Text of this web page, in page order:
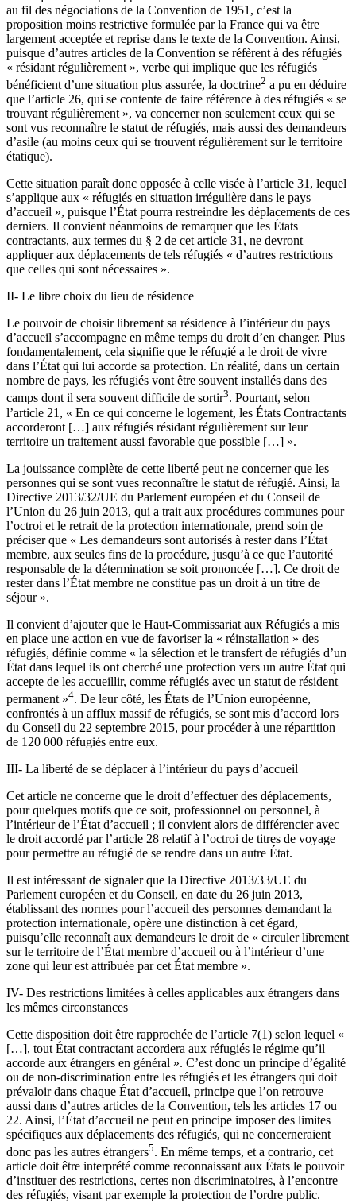
au fil des négociations de la Convention de 1951, c’est la
proposition moins restrictive formulée par la France qui va être
largement acceptée et reprise dans le texte de la Convention. Ainsi,
puisque d’autres articles de la Convention se réfèrent à des réfugiés
« résidant régulièrement », verbe qui implique que les réfugiés
bénéficient d’une situation plus assurée, la doctrine2 a pu en déduire
que l’article 26, qui se contente de faire référence à des réfugiés « se
trouvant régulièrement », va concerner non seulement ceux qui se
sont vus reconnaître le statut de réfugiés, mais aussi des demandeurs
d’asile (au moins ceux qui se trouvent régulièrement sur le territoire
étatique).
Cette situation paraît donc opposée à celle visée à l’article 31, lequel
s’applique aux « réfugiés en situation irrégulière dans le pays
d’accueil », puisque l’État pourra restreindre les déplacements de ces
derniers. Il convient néanmoins de remarquer que les États
contractants, aux termes du § 2 de cet article 31, ne devront
appliquer aux déplacements de tels réfugiés « d’autres restrictions
que celles qui sont nécessaires ».
II- Le libre choix du lieu de résidence
Le pouvoir de choisir librement sa résidence à l’intérieur du pays
d’accueil s’accompagne en même temps du droit d’en changer. Plus
fondamentalement, cela signifie que le réfugié a le droit de vivre
dans l’État qui lui accorde sa protection. En réalité, dans un certain
nombre de pays, les réfugiés vont être souvent installés dans des
camps dont il sera souvent difficile de sortir3. Pourtant, selon
l’article 21, « En ce qui concerne le logement, les États Contractants
accorderont […] aux réfugiés résidant régulièrement sur leur
territoire un traitement aussi favorable que possible […] ».
La jouissance complète de cette liberté peut ne concerner que les
personnes qui se sont vues reconnaître le statut de réfugié. Ainsi, la
Directive 2013/32/UE du Parlement européen et du Conseil de
l’Union du 26 juin 2013, qui a trait aux procédures communes pour
l’octroi et le retrait de la protection internationale, prend soin de
préciser que « Les demandeurs sont autorisés à rester dans l’État
membre, aux seules fins de la procédure, jusqu’à ce que l’autorité
responsable de la détermination se soit prononcée […]. Ce droit de
rester dans l’État membre ne constitue pas un droit à un titre de
séjour ».
Il convient d’ajouter que le Haut-Commissariat aux Réfugiés a mis
en place une action en vue de favoriser la « réinstallation » des
réfugiés, définie comme « la sélection et le transfert de réfugiés d’un
État dans lequel ils ont cherché une protection vers un autre État qui
accepte de les accueillir, comme réfugiés avec un statut de résident
permanent »4. De leur côté, les États de l’Union européenne,
confrontés à un afflux massif de réfugiés, se sont mis d’accord lors
du Conseil du 22 septembre 2015, pour procéder à une répartition
de 120 000 réfugiés entre eux.
III- La liberté de se déplacer à l’intérieur du pays d’accueil
Cet article ne concerne que le droit d’effectuer des déplacements,
pour quelques motifs que ce soit, professionnel ou personnel, à
l’intérieur de l’État d’accueil ; il convient alors de différencier avec
le droit accordé par l’article 28 relatif à l’octroi de titres de voyage
pour permettre au réfugié de se rendre dans un autre État.
Il est intéressant de signaler que la Directive 2013/33/UE du
Parlement européen et du Conseil, en date du 26 juin 2013,
établissant des normes pour l’accueil des personnes demandant la
protection internationale, opère une distinction à cet égard,
puisqu’elle reconnaît aux demandeurs le droit de « circuler librement
sur le territoire de l’État membre d’accueil ou à l’intérieur d’une
zone qui leur est attribuée par cet État membre ».
IV- Des restrictions limitées à celles applicables aux étrangers dans
les mêmes circonstances
Cette disposition doit être rapprochée de l’article 7(1) selon lequel «
[…], tout État contractant accordera aux réfugiés le régime qu’il
accorde aux étrangers en général ». C’est donc un principe d’égalité
ou de non-discrimination entre les réfugiés et les étrangers qui doit
prévaloir dans chaque État d’accueil, principe que l’on retrouve
aussi dans d’autres articles de la Convention, tels les articles 17 ou
22. Ainsi, l’État d’accueil ne peut en principe imposer des limites
spécifiques aux déplacements des réfugiés, qui ne concerneraient
donc pas les autres étrangers5. En même temps, et a contrario, cet
article doit être interprété comme reconnaissant aux États le pouvoir
d’instituer des restrictions, certes non discriminatoires, à l’encontre
des réfugiés, visant par exemple la protection de l’ordre public.